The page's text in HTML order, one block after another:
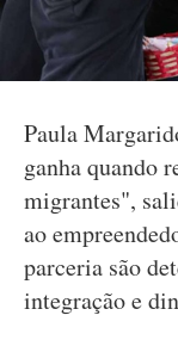
Paula
ganha quando
migrantes",
ao
parceria são
integração e